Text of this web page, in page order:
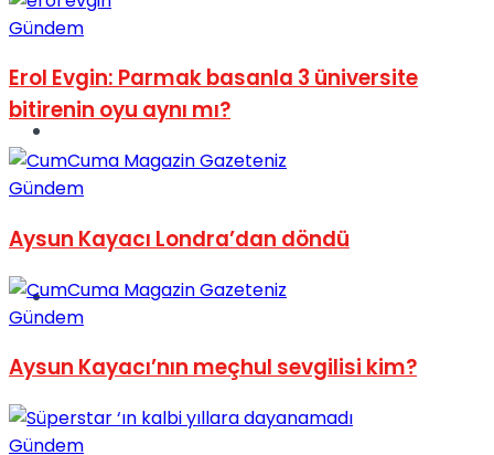
Sinema
Tatil
Gündem
Erol Evgin: Parmak basanla 3 üniversite
bitirenin oyu aynı mı?
Gündem
Aysun Kayacı Londra’dan döndü
Gündem
Aysun Kayacı’nın meçhul sevgilisi kim?
Gündem